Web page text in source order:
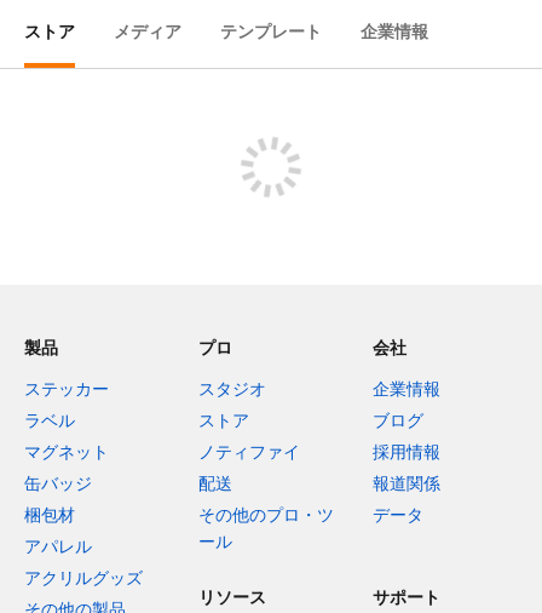
ストア
メディア テンプレート 企業情報
製品
ステッカー
ラベル
マグネット
缶バッジ
梱包材
アパレル
アクリルグッズ
その他の製品
プロ
スタジオ
ストア
ノティファイ
配送
その他のプロ・ツ
ール
会社
企業情報
ブログ
採用情報
報道関係
データ
リソース サポート